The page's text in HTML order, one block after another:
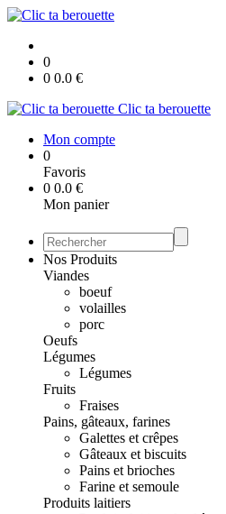
0
0 0.0 €
Clic ta berouette
Mon compte
0
Favoris
0 0.0 €
Mon panier
Nos Produits
Viandes
boeuf
volailles
porc
Oeufs
Légumes
Légumes
Fruits
Fraises
Pains, gâteaux, farines
Galettes et crêpes
Gâteaux et biscuits
Pains et brioches
Farine et semoule
Produits laitiers